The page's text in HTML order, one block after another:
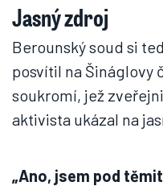
Jasný zdroj
Berounský soud si
posvítil na Šináglovy
soukromí, jež
aktivista ukázal na
„Ano, jsem pod